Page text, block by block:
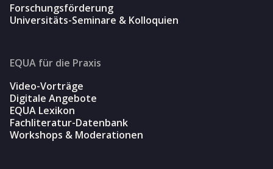
Forschungsförderung
Universitäts-Seminare & Kolloquien
EQUA für die Praxis
Video-Vorträge
Digitale Angebote
EQUA Lexikon
Fachliteratur-Datenbank
Workshops & Moderationen